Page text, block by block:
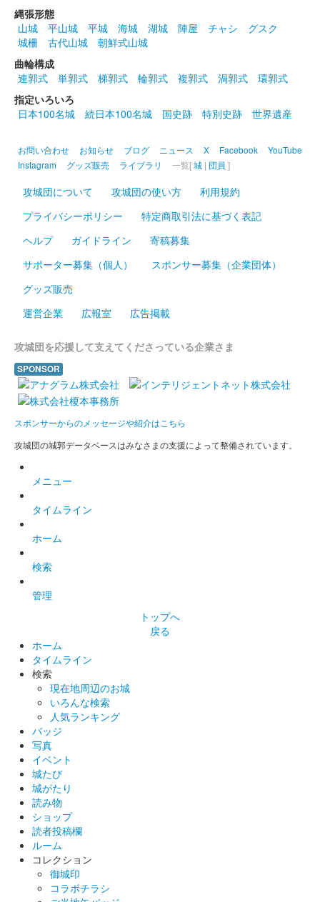
風鈴がデザインされた限定版御城印。200枚限定
桃井城 御城印
200枚限定
桃井城 御城印
桃井城 御城印 特別印
桃井城 御城印 通常版 第3版
桃井城 御城印 令和八年夏限定版
桃井城 御城印 群馬戦国御城印サミット2026版
販売終了
2026年6月13、14日に開催された群馬戦国御城印サミット2026
桃井城 御城印
2025年6月7、8日に開催された群馬戦国御城印サミット2025に
て先行販売された御城印。
大藪城（桃井城） 御城印
縄張形態
山城
平山城 平城 海城 湖城 陣屋 チャシ
グスク
城柵
古代山城
朝鮮式山城
曲輪構成
連郭式
単郭式 梯郭式 輪郭式 複郭式 渦郭式
環郭式
指定いろいろ
日本100名城
続日本100名城 国史跡 特別史跡 世界遺産
お問い合わせ お知らせ ブログ ニュース X Facebook
YouTube
Instagram
グッズ販売 ライブラリ 一覧[城 | 団員 ]
攻城団について 攻城団の使い方
利用規約
プライバシーポリシー
特定商取引法に基づく表記
ヘルプ
ガイドライン
寄稿募集
サポーター募集（個人）
スポンサー募集（企業団体）
グッズ販売
運営企業
広報室 広告掲載
攻城団を応援して支えてくださっている企業さま
SPONSOR
スポンサーからのメッセージや紹介はこちら
攻城団の城郭データベースはみなさまの支援によって整備されています。
メニュー
タイムライン
ホーム
検索
管理
トップへ
戻る
ホーム
タイムライン
検索
現在地周辺のお城
いろんな検索
人気ランキング
バッジ
写真
イベント
城たび
城がたり
読み物
ショップ
読者投稿欄
ルーム
コレクション
御城印
コラボチラシ